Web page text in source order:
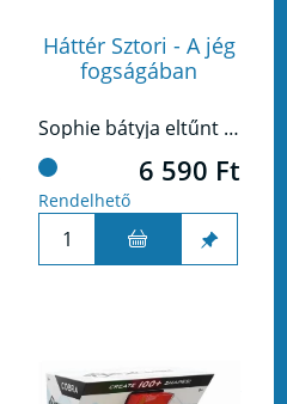
Háttér Sztori - A jég
fogságában
Sophie bátyja eltűnt a Mont Blanc környékén – hogyan fejezitek be a történetét?
6 590 Ft
Rendelhető